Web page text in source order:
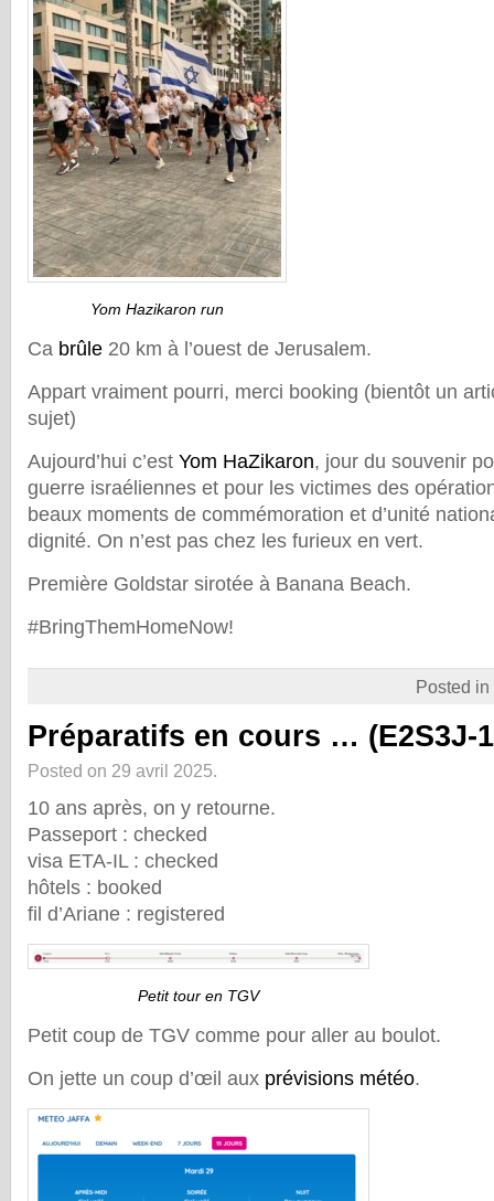
Yom Hazikaron run
Ca brûle 20 km à l’ouest de Jerusalem.
Appart vraiment pourri, merci booking (bientôt un
sujet)
Aujourd’hui c’est Yom HaZikaron, jour du souvenir
guerre israéliennes et pour les victimes des
beaux moments de commémoration et d’unité
dignité. On n’est pas chez les furieux en vert.
Première Goldstar sirotée à Banana Beach.
#BringThemHomeNow!
Posted in
Préparatifs en cours … (E2S3J-
Posted on 29 avril 2025.
10 ans après, on y retourne.
Passeport : checked
visa ETA-IL : checked
hôtels : booked
fil d’Ariane : registered
Petit tour en TGV
Petit coup de TGV comme pour aller au boulot.
On jette un coup d’œil aux prévisions météo.